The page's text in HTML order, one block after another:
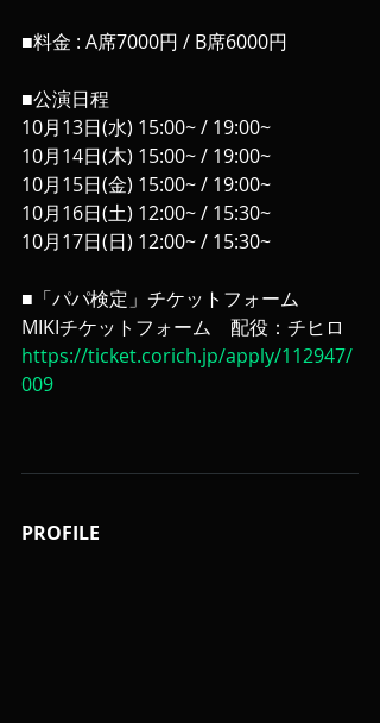
■料金 : A席7000円 / B席6000円
■公演日程
10月13日(水) 15:00~ / 19:00~
10月14日(木) 15:00~ / 19:00~
10月15日(金) 15:00~ / 19:00~
10月16日(土) 12:00~ / 15:30~
10月17日(日) 12:00~ / 15:30~
■「パパ検定」チケットフォーム
MIKIチケットフォーム　配役：チヒロ
https://ticket.corich.jp/apply/112947/
009
PROFILE